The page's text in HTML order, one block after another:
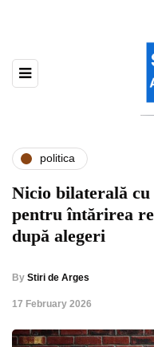
politica
Nicio bilaterală
pentru întărirea
după alegeri
By Stiri de Arges
,17 February 2026